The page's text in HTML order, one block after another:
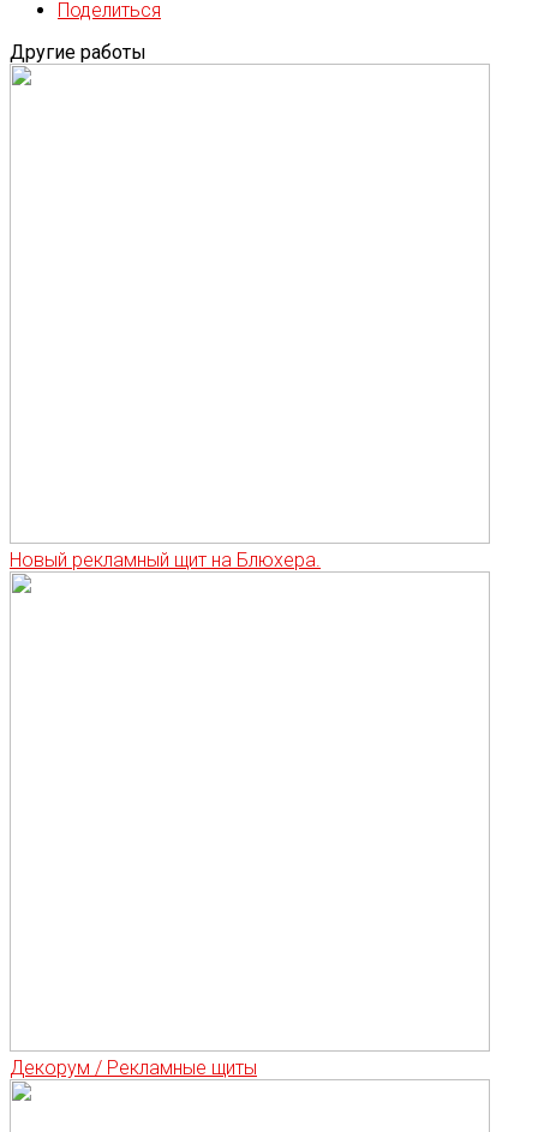
Поделиться
Другие работы
Новый рекламный щит на Блюхера.
Декорум / Рекламные щиты